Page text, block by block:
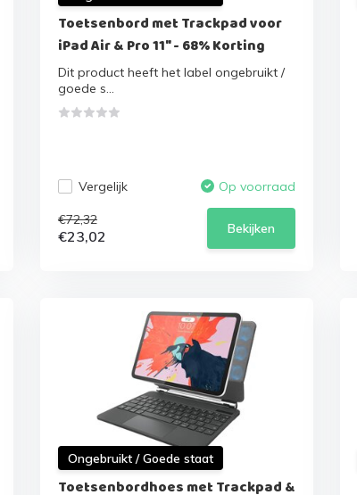
Toetsenbord met Trackpad voor
iPad Air & Pro 11" - 68% Korting
Dit product heeft het label ongebruikt /
goede s...
Vergelijk Op voorraad
€72,32
€23,02 Bekijken
Ongebruikt / Goede staat
Toetsenbordhoes met Trackpad &